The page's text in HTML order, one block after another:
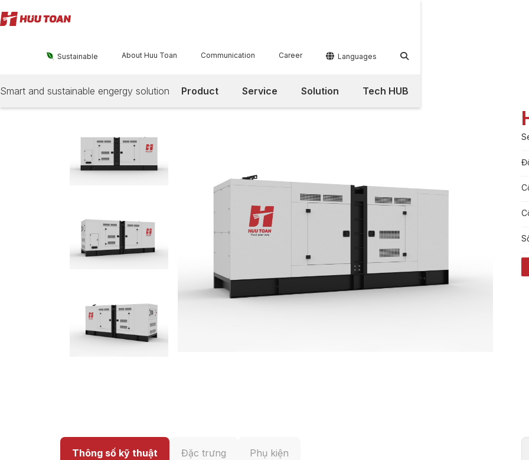
 Sustainable About Huu Toan Communication Career  Languages 
Product Service Solution Tech HUB
Smart and sustainable engergy solution
Thông số kỹ thuật Đặc trưng Phụ kiện